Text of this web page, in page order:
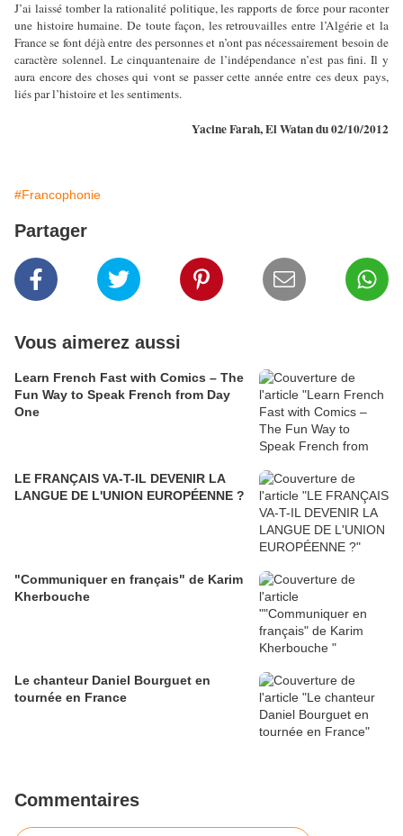
J’ai laissé tomber la rationalité politique, les rapports de force pour raconter
une histoire humaine. De toute façon, les retrouvailles entre l’Algérie et la
France se font déjà entre des personnes et n’ont pas nécessairement besoin de
caractère solennel. Le cinquantenaire de l’indépendance n’est pas fini. Il y
aura encore des choses qui vont se passer cette année entre ces deux pays,
liés par l’histoire et les sentiments.
Yacine Farah, El Watan du 02/10/2012
#Francophonie
Partager
Vous aimerez aussi
Learn French Fast with Comics – The
Fun Way to Speak French from Day
One
LE FRANÇAIS VA-T-IL DEVENIR LA
LANGUE DE L'UNION EUROPÉENNE ?
"Communiquer en français" de Karim
Kherbouche
Le chanteur Daniel Bourguet en
tournée en France
Commentaires